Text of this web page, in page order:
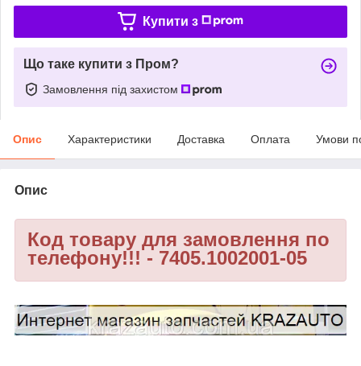
Купити з
Що таке купити з Пром?
Замовлення під захистом
Опис Характеристики Доставка Оплата Умови
Опис
Код товару для замовлення по
телефону!!! - 7405.1002001-05